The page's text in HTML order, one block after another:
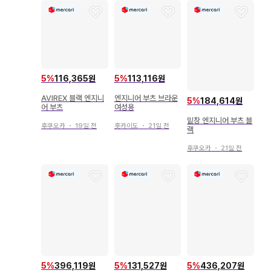
5%116,365원
AVIREX 블랙 엔지니
어 부츠
후쿠오카 ・ 19일 전
5%113,116원
엔지니어 부츠 브라운
여성용
홋카이도 ・ 21일 전
5%184,614원
밑창 엔지니어 부츠 블
랙
후쿠오카 ・ 21일 전
5%396,119원 5%131,527원 5%436,207원